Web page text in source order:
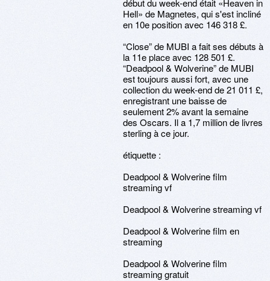
début du week-end était «Heaven in
Hell» de Magnetes, qui s'est incliné
en 10e position avec 146 318 £.
“Close” de MUBI a fait ses débuts à
la 11e place avec 128 501 £.
“Deadpool & Wolverine” de MUBI
est toujours aussi fort, avec une
collection du week-end de 21 011 £,
enregistrant une baisse de
seulement 2% avant la semaine
des Oscars. Il a 1,7 million de livres
sterling à ce jour.
étiquette :
Deadpool & Wolverine film
streaming vf
Deadpool & Wolverine streaming vf
Deadpool & Wolverine film en
streaming
Deadpool & Wolverine film
streaming gratuit